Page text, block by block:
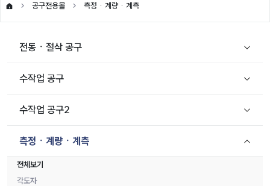
공구전용몰 측정ㆍ계량ㆍ계측
전동ㆍ절삭 공구
수작업 공구
수작업 공구2
측정ㆍ계량ㆍ계측
전체보기
각도자